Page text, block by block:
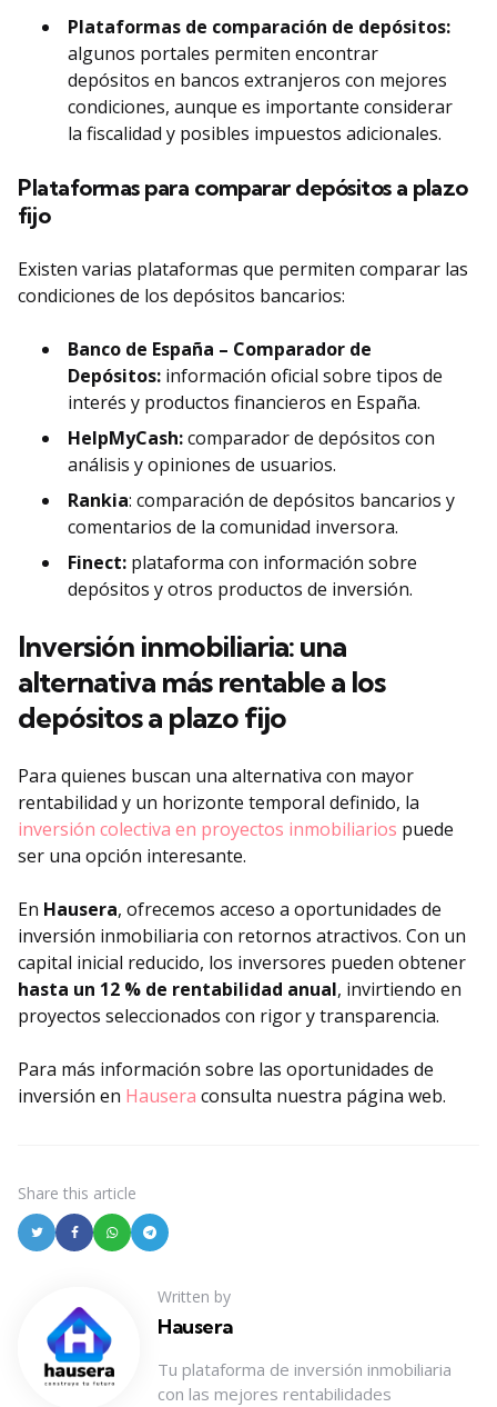
Plataformas de comparación de depósitos:
algunos portales permiten encontrar
depósitos en bancos extranjeros con mejores
condiciones, aunque es importante considerar
la fiscalidad y posibles impuestos adicionales.
Plataformas para comparar depósitos a plazo
fijo
Existen varias plataformas que permiten comparar las
condiciones de los depósitos bancarios:
Banco de España – Comparador de
Depósitos: información oficial sobre tipos de
interés y productos financieros en España.
HelpMyCash:comparador de depósitos con
análisis y opiniones de usuarios.
Rankia: comparación de depósitos bancarios y
comentarios de la comunidad inversora.
Finect: plataforma con información sobre
depósitos y otros productos de inversión.
Inversión inmobiliaria: una
alternativa más rentable a los
depósitos a plazo fijo
Para quienes buscan una alternativa con mayor
rentabilidad y un horizonte temporal definido, la
inversión colectiva en proyectos inmobiliarios puede
ser una opción interesante.
En Hausera, ofrecemos acceso a oportunidades de
inversión inmobiliaria con retornos atractivos. Con un
capital inicial reducido, los inversores pueden obtener
hasta un 12 % de rentabilidad anual, invirtiendo en
proyectos seleccionados con rigor y transparencia.
Para más información sobre las oportunidades de
inversión en Hausera consulta nuestra página web.
Share this article
Written by
Hausera
Tu plataforma de inversión inmobiliaria
con las mejores rentabilidades